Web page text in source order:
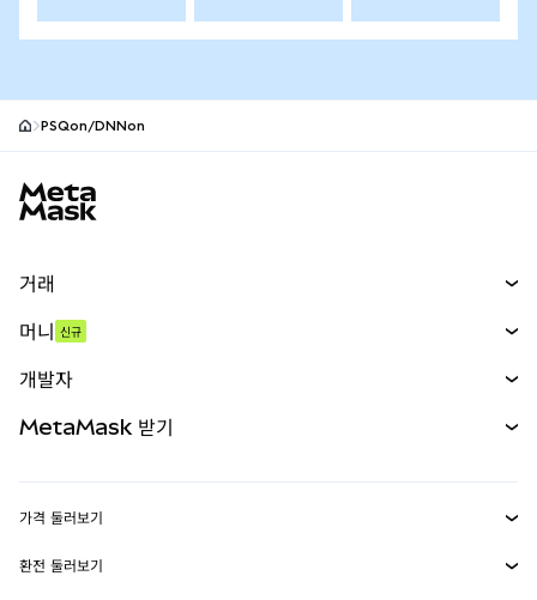
PSQon/DNNon
거래
무기한 선물
실물자산
머니 신규
개발자
MetaMask Connect
MetaMask 받기
가격 둘러보기
이더리움 가격
환전 둘러보기